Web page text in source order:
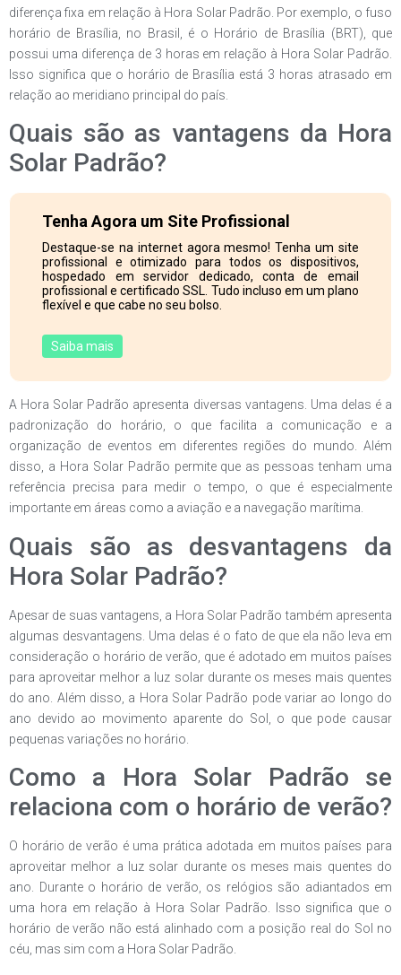
diferença fixa em relação à Hora Solar Padrão. Por exemplo, o fuso
horário de Brasília, no Brasil, é o Horário de Brasília (BRT), que
possui uma diferença de 3 horas em relação à Hora Solar Padrão.
Isso significa que o horário de Brasília está 3 horas atrasado em
relação ao meridiano principal do país.
Quais são as vantagens da Hora
Solar Padrão?
Tenha Agora um Site Profissional
Destaque-se na internet agora mesmo! Tenha um site
profissional e otimizado para todos os dispositivos,
hospedado em servidor dedicado, conta de email
profissional e certificado SSL. Tudo incluso em um plano
flexível e que cabe no seu bolso.
Saiba mais
A Hora Solar Padrão apresenta diversas vantagens. Uma delas é a
padronização do horário, o que facilita a comunicação e a
organização de eventos em diferentes regiões do mundo. Além
disso, a Hora Solar Padrão permite que as pessoas tenham uma
referência precisa para medir o tempo, o que é especialmente
importante em áreas como a aviação e a navegação marítima.
Quais são as desvantagens da
Hora Solar Padrão?
Apesar de suas vantagens, a Hora Solar Padrão também apresenta
algumas desvantagens. Uma delas é o fato de que ela não leva em
consideração o horário de verão, que é adotado em muitos países
para aproveitar melhor a luz solar durante os meses mais quentes
do ano. Além disso, a Hora Solar Padrão pode variar ao longo do
ano devido ao movimento aparente do Sol, o que pode causar
pequenas variações no horário.
Como a Hora Solar Padrão se
relaciona com o horário de verão?
O horário de verão é uma prática adotada em muitos países para
aproveitar melhor a luz solar durante os meses mais quentes do
ano. Durante o horário de verão, os relógios são adiantados em
uma hora em relação à Hora Solar Padrão. Isso significa que o
horário de verão não está alinhado com a posição real do Sol no
céu, mas sim com a Hora Solar Padrão.